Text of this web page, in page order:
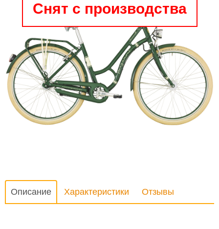
Снят с производства
Описание Характеристики Отзывы